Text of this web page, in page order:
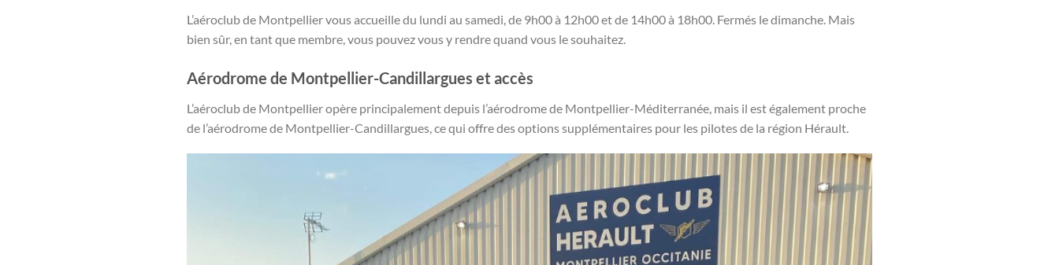
L’aéroclub de Montpellier vous accueille du lundi au samedi, de 9h00 à 12h00 et de 14h00 à 18h00. Fermés le dimanche. Mais
bien sûr, en tant que membre, vous pouvez vous y rendre quand vous le souhaitez.
Aérodrome de Montpellier-Candillargues et accès
L’aéroclub de Montpellier opère principalement depuis l’aérodrome de Montpellier-Méditerranée, mais il est également proche
de l’aérodrome de Montpellier-Candillargues, ce qui offre des options supplémentaires pour les pilotes de la région Hérault.